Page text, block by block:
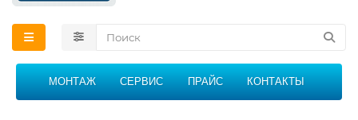
МОНТАЖ СЕРВИС ПРАЙС КОНТАКТЫ